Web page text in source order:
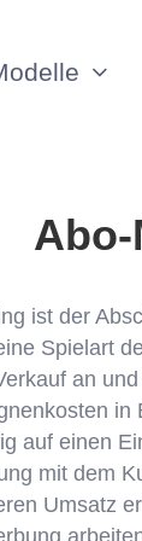
ist der
Spielart
an
auf einen
mit dem
Umsatz